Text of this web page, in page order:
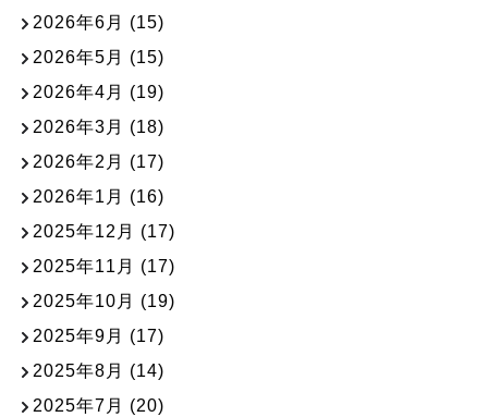
2026年6月 (15)
2026年5月 (15)
2026年4月 (19)
2026年3月 (18)
2026年2月 (17)
2026年1月 (16)
2025年12月 (17)
2025年11月 (17)
2025年10月 (19)
2025年9月 (17)
2025年8月 (14)
2025年7月 (20)